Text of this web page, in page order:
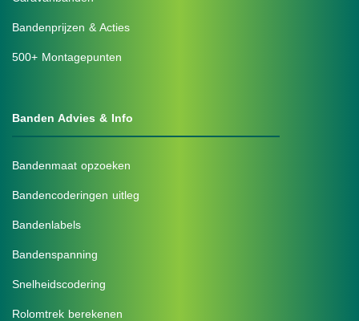
Bandenprijzen & Acties
500+ Montagepunten
Banden Advies & Info
Bandenmaat opzoeken
Bandencoderingen uitleg
Bandenlabels
Bandenspanning
Snelheidscodering
Rolomtrek berekenen